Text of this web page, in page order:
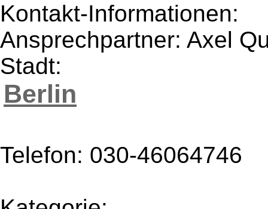
Kontakt-Informationen:
Ansprechpartner: Axel
Stadt:
Berlin
Telefon: 030-46064746